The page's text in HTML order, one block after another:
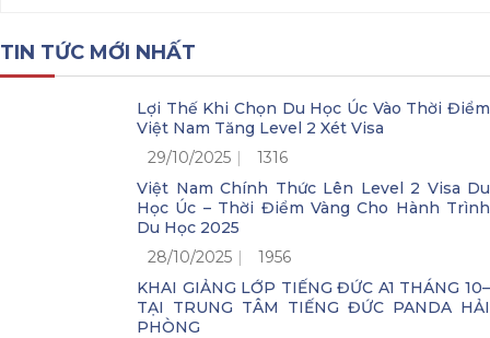
TIN TỨC MỚI NHẤT
Lợi Thế Khi Chọn Du Học Úc Vào Thời Điểm
Việt Nam Tăng Level 2 Xét Visa
29/10/2025
1316
Việt Nam Chính Thức Lên Level 2 Visa Du
Học Úc – Thời Điểm Vàng Cho Hành Trình
Du Học 2025
28/10/2025
1956
KHAI GIẢNG LỚP TIẾNG ĐỨC A1 THÁNG 10–
TẠI TRUNG TÂM TIẾNG ĐỨC PANDA HẢI
PHÒNG